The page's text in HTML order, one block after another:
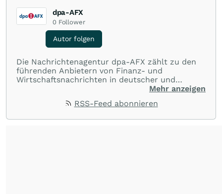
dpa-AFX
0 Follower
Autor folgen
Die Nachrichtenagentur dpa-AFX zählt zu den
führenden Anbietern von Finanz- und
Wirtschaftsnachrichten in deutscher und
englischer Sprache. Gestützt auf ein
dpa-AFX unabhängig, zuverlässig und schnell
Mehr anzeigen
RSS-Feed abonnieren